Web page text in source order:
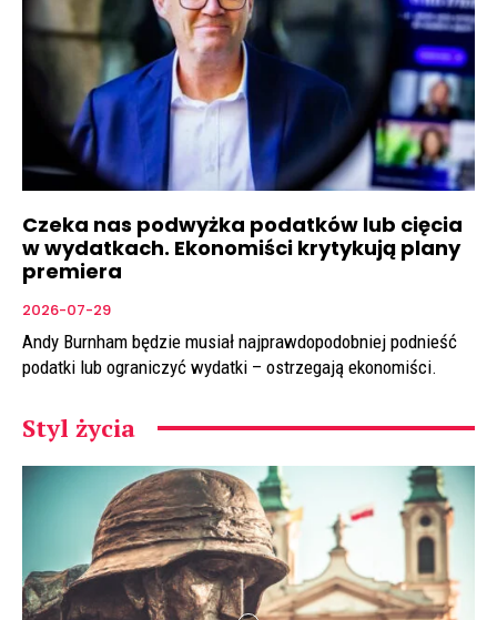
Czeka nas podwyżka podatków lub cięcia
w wydatkach. Ekonomiści krytykują plany
premiera
2026-07-29
Andy Burnham będzie musiał najprawdopodobniej podnieść
podatki lub ograniczyć wydatki – ostrzegają ekonomiści.
Styl życia